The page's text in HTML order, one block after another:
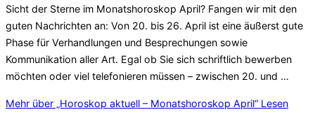
Sicht der Sterne im Monatshoroskop April? Fangen wir mit den
guten Nachrichten an: Von 20. bis 26. April ist eine äußerst gute
Phase für Verhandlungen und Besprechungen sowie
Kommunikation aller Art. Egal ob Sie sich schriftlich bewerben
möchten oder viel telefonieren müssen – zwischen 20. und …
Mehr über „Horoskop aktuell – Monatshoroskop April“ Lesen